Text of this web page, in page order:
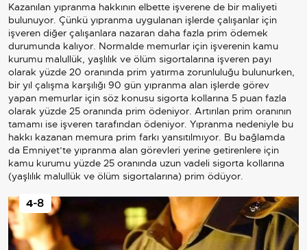
Kazanılan yıpranma hakkının elbette işverene de bir maliyeti
bulunuyor. Çünkü yıpranma uygulanan işlerde çalışanlar için
işveren diğer çalışanlara nazaran daha fazla prim ödemek
durumunda kalıyor. Normalde memurlar için işverenin kamu
kurumu malullük, yaşlılık ve ölüm sigortalarına işveren payı
olarak yüzde 20 oranında prim yatırma zorunluluğu bulunurken,
bir yıl çalışma karşılığı 90 gün yıpranma alan işlerde görev
yapan memurlar için söz konusu sigorta kollarına 5 puan fazla
olarak yüzde 25 oranında prim ödeniyor. Artırılan prim oranının
tamamı ise işveren tarafından ödeniyor. Yıpranma nedeniyle bu
hakkı kazanan memura prim farkı yansıtılmıyor. Bu bağlamda
da Emniyet’te yıpranma alan görevleri yerine getirenlere için
kamu kurumu yüzde 25 oranında uzun vadeli sigorta kollarına
(yaşlılık malullük ve ölüm sigortalarına) prim ödüyor.
4-8